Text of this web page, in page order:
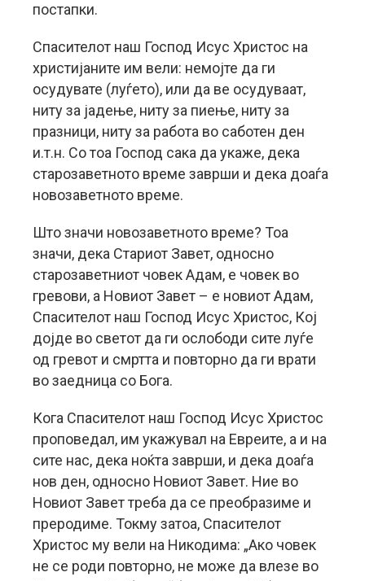
постапки.
Спасителот наш Господ Исус Христос на
христијаните им вели: немојте да ги
осудувате (луѓето), или да ве осудуваат,
ниту за јадење, ниту за пиење, ниту за
празници, ниту за работа во саботен ден
и.т.н. Со тоа Господ сака да укаже, дека
старозаветното време заврши и дека доаѓа
новозаветното време.
Што значи новозаветното време? Тоа
значи, дека Стариот Завет, односно
старозаветниот човек Адам, е човек во
гревови, а Новиот Завет – е новиот Адам,
Спасителот наш Господ Исус Христос, Кој
дојде во светот да ги ослободи сите луѓе
од гревот и смртта и повторно да ги врати
во заедница со Бога.
Кога Спасителот наш Господ Исус Христос
проповедал, им укажувал на Евреите, а и на
сите нас, дека ноќта заврши, и дека доаѓа
нов ден, односно Новиот Завет. Ние во
Новиот Завет треба да се преобразиме и
преродиме. Токму затоа, Спасителот
Христос му вели на Никодима: „Ако човек
не се роди повторно, не може да влезе во